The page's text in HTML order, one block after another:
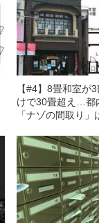
【#4】8畳和室が
けで30畳超え…都
「ナゾの間取り